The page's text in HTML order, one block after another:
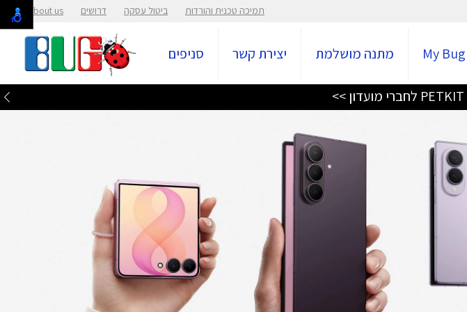
תמיכה טכנית והורדות ביטול עסקה דרושים About us
מתנה מושלמת יצירת קשר סניפים